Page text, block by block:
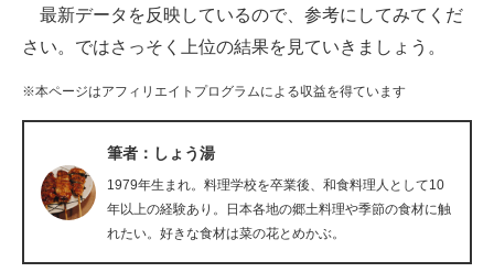
ITの今と未来を見通す
好きが集まる 比べて選べる
ビジネスと働き方のヒント
最新データを反映しているので、参考にしてみてくだ
さい。ではさっそく上位の結果を見ていきましょう。
※本ページはアフィリエイトプログラムによる収益を得ています
筆者：しょう湯
1979年生まれ。料理学校を卒業後、和食料理人として10
年以上の経験あり。日本各地の郷土料理や季節の食材に触
れたい。好きな食材は菜の花とめかぶ。